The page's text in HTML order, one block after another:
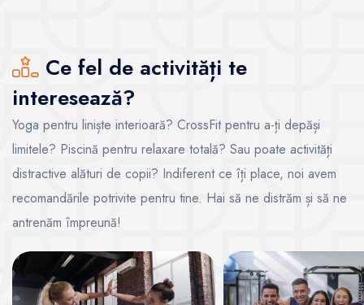
Ce fel de activități te
interesează?
Yoga pentru liniște interioară? CrossFit pentru a-ți depăși
limitele? Piscină pentru relaxare totală? Sau poate activități
distractive alături de copii? Indiferent ce îți place, noi avem
recomandările potrivite pentru tine. Hai să ne distrăm și să ne
antrenăm împreună!